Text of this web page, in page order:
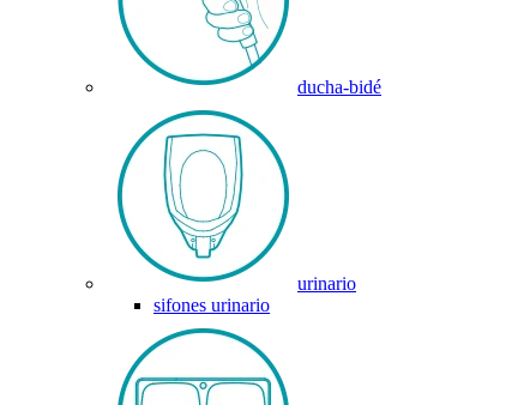
ducha-bidé
urinario
sifones urinario